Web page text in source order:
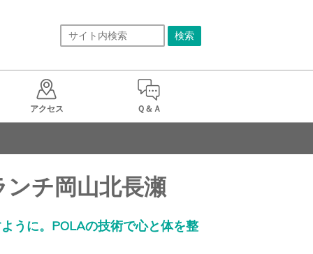
アクセス Ｑ＆Ａ
チ岡山北長瀬
うに。POLAの技術で心と体を整